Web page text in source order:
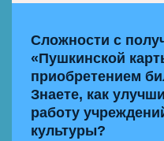
Сложности с
«Пушкинской
приобретением
Знаете, как
работу
культуры?